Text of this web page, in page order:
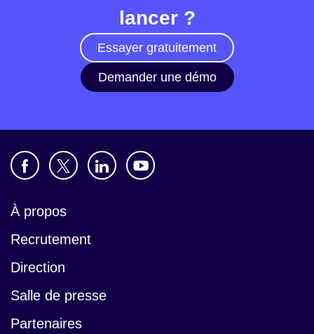
lancer ?
Essayer gratuitement
Demander une démo
À propos
Recrutement
Direction
Salle de presse
Partenaires